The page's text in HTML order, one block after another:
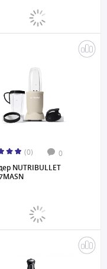
(0) 0
NUTRIBULLET